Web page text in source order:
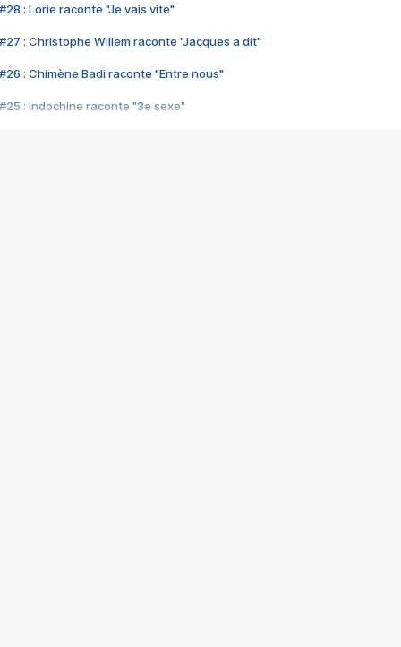
#28 : Lorie raconte "Je vais vite"
#27 : Christophe Willem raconte "Jacques a dit"
#26 : Chimène Badi raconte "Entre nous"
#25 : Indochine raconte "3e sexe"